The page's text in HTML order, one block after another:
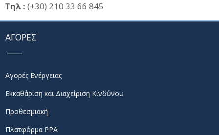
Τηλ : (+30) 210 33 66 845
ΑΓΟΡΕΣ
Αγορές Ενέργειας
Εκκαθάριση και Διαχείριση Κινδύνου
Προθεσμιακή
Πλατφόρμα PPA